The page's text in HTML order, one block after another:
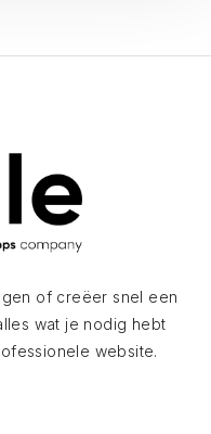
of creëer snel een
wat je nodig hebt
website.